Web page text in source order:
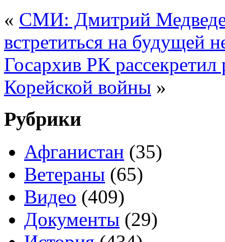
« СМИ: Дмитрий
встретиться на будущей
Госархив РК
Корейской войны »
Рубрики
Афганистан (35)
Ветераны (65)
Видео (409)
Документы (29)